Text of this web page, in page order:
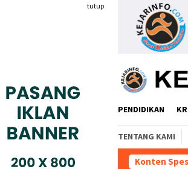
tutup
PENDIDIKAN
TENTANG KAMI
Konten
Gyokai Indonesia Kompeten Teken